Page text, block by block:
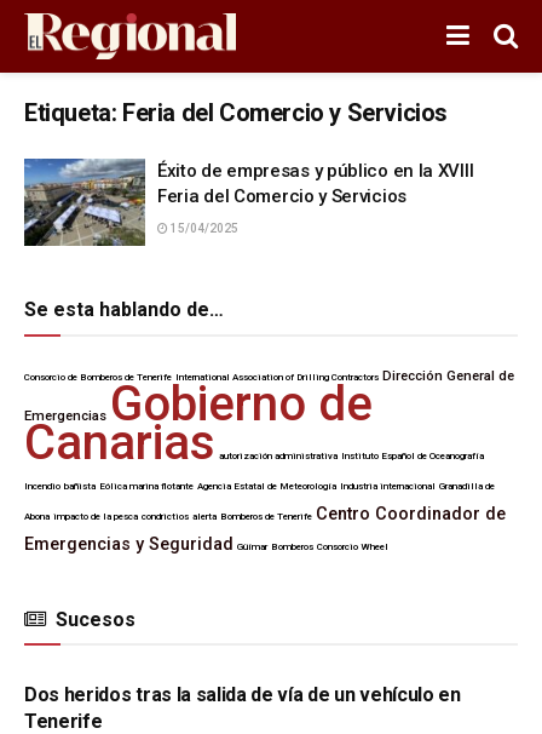
Etiqueta: Feria del Comercio y Servicios
Éxito de empresas y público en la XVIII
Feria del Comercio y Servicios
15/04/2025
Se esta hablando de…
Consorcio de Bomberos de Tenerife International Association of Drilling Contractors Dirección General de
Emergencias Gobierno de
Canarias autorización administrativa Instituto Español de Oceanografía
Incendio bañista Eólica marina flotante Agencia Estatal de Meteorología Industria internacional Granadilla de
Abona impacto de la pesca condrictios alerta Bomberos de Tenerife Centro Coordinador de
Emergencias y Seguridad Güímar Bomberos Consorcio Wheel
Sucesos
SUCESOS
Dos heridos tras la salida de vía de un vehículo en
Tenerife